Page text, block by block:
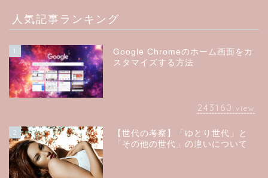
人気記事ランキング
1
Google Chromeのホーム画面をカ
スタマイズする方法
243160 view
2
【世代の考察】「ゆとり世代」と
「その他の世代」の違いについて